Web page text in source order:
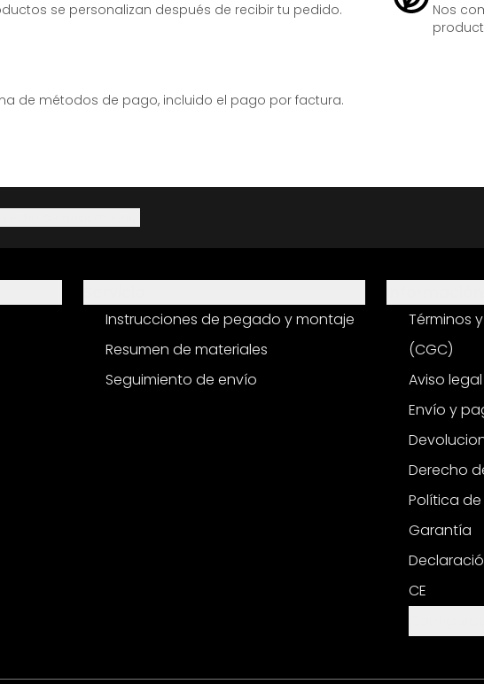
se personalizan después de recibir tu pedido.
Nos
de métodos de pago, incluido el pago por factura.
Instrucciones de pegado y montaje
Resumen de materiales
Seguimiento de envío
Términos
(CGC)
Aviso legal
Envío y
Derecho
Política
Garantía
CE